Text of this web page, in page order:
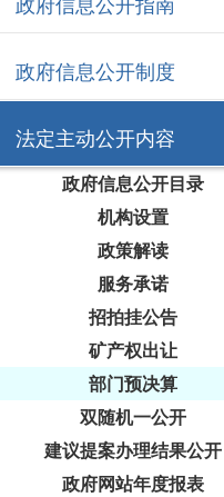
政府信息公开制度
法定主动公开内容
政府信息公开目录
机构设置
政策解读
服务承诺
招拍挂公告
矿产权出让
部门预决算
双随机一公开
建议提案办理结果公开
政府网站年度报表